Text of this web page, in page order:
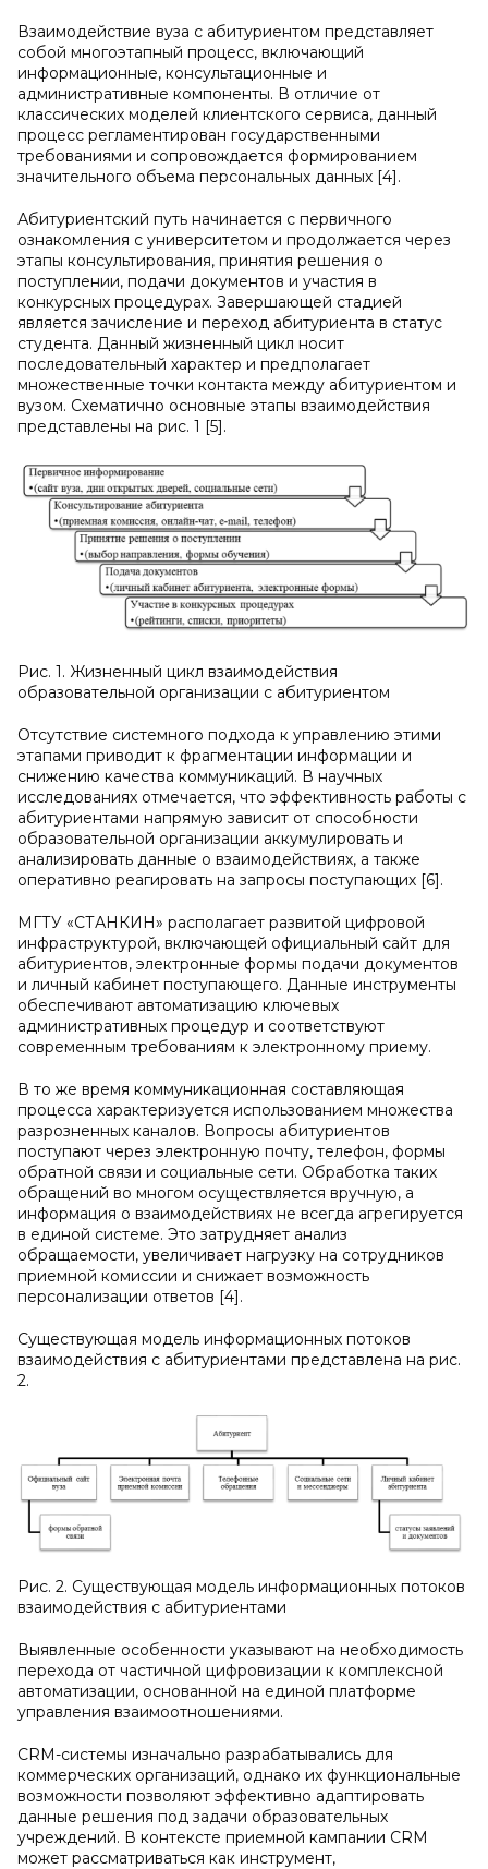
Взаимодействие вуза с абитуриентом представляет
собой многоэтапный процесс, включающий
информационные, консультационные и
административные компоненты. В отличие от
классических моделей клиентского сервиса, данный
процесс регламентирован государственными
требованиями и сопровождается формированием
значительного объема персональных данных [4].
Абитуриентский путь начинается с первичного
ознакомления с университетом и продолжается через
этапы консультирования, принятия решения о
поступлении, подачи документов и участия в
конкурсных процедурах. Завершающей стадией
является зачисление и переход абитуриента в статус
студента. Данный жизненный цикл носит
последовательный характер и предполагает
множественные точки контакта между абитуриентом и
вузом. Схематично основные этапы взаимодействия
представлены на рис. 1 [5].
Рис. 1. Жизненный цикл взаимодействия
образовательной организации с абитуриентом
Отсутствие системного подхода к управлению этими
этапами приводит к фрагментации информации и
снижению качества коммуникаций. В научных
исследованиях отмечается, что эффективность работы с
абитуриентами напрямую зависит от способности
образовательной организации аккумулировать и
анализировать данные о взаимодействиях, а также
оперативно реагировать на запросы поступающих [6].
МГТУ «СТАНКИН» располагает развитой цифровой
инфраструктурой, включающей официальный сайт для
абитуриентов, электронные формы подачи документов
и личный кабинет поступающего. Данные инструменты
обеспечивают автоматизацию ключевых
административных процедур и соответствуют
современным требованиям к электронному приему.
В то же время коммуникационная составляющая
процесса характеризуется использованием множества
разрозненных каналов. Вопросы абитуриентов
поступают через электронную почту, телефон, формы
обратной связи и социальные сети. Обработка таких
обращений во многом осуществляется вручную, а
информация о взаимодействиях не всегда агрегируется
в единой системе. Это затрудняет анализ
обращаемости, увеличивает нагрузку на сотрудников
приемной комиссии и снижает возможность
персонализации ответов [4].
Существующая модель информационных потоков
взаимодействия с абитуриентами представлена на рис.
2.
Рис. 2. Существующая модель информационных потоков
взаимодействия с абитуриентами
Выявленные особенности указывают на необходимость
перехода от частичной цифровизации к комплексной
автоматизации, основанной на единой платформе
управления взаимоотношениями.
CRM-системы изначально разрабатывались для
коммерческих организаций, однако их функциональные
возможности позволяют эффективно адаптировать
данные решения под задачи образовательных
учреждений. В контексте приемной кампании CRM
может рассматриваться как инструмент,